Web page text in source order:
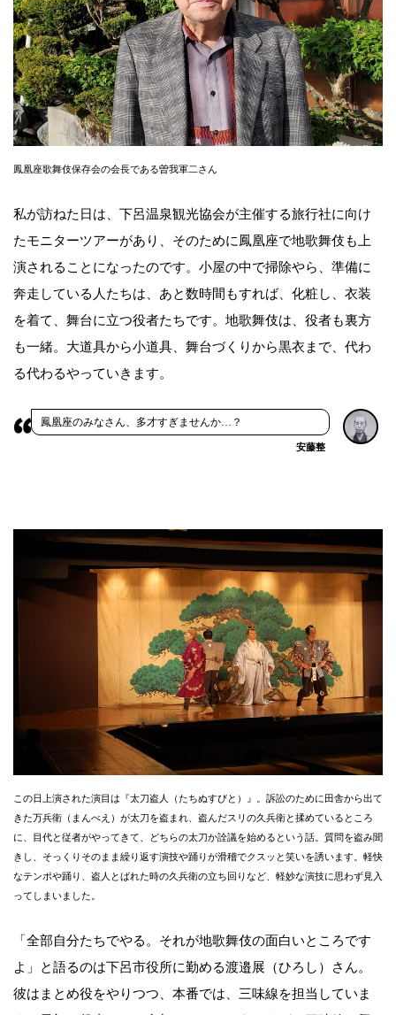
鳳凰座歌舞伎保存会の会長である曽我軍二さん
私が訪ねた日は、下呂温泉観光協会が主催する旅行社に向け
たモニターツアーがあり、そのために鳳凰座で地歌舞伎も上
演されることになったのです。小屋の中で掃除やら、準備に
奔走している人たちは、あと数時間もすれば、化粧し、衣装
を着て、舞台に立つ役者たちです。地歌舞伎は、役者も裏方
も一緒。大道具から小道具、舞台づくりから黒衣まで、代わ
る代わるやっていきます。
鳳凰座のみなさん、多才すぎませんか…？
安藤整
この日上演された演目は『太刀盗人（たちぬすびと）』。訴訟のために田舎から出て
きた万兵衛（まんべえ）が太刀を盗まれ、盗んだスリの久兵衛と揉めているところ
に、目代と従者がやってきて、どちらの太刀か詮議を始めるという話。質問を盗み聞
きし、そっくりそのまま繰り返す演技や踊りが滑稽でクスッと笑いを誘います。軽快
なテンポや踊り、盗人とばれた時の久兵衛の立ち回りなど、軽妙な演技に思わず見入
ってしまいました。
「全部自分たちでやる。それが地歌舞伎の面白いところです
よ」と語るのは下呂市役所に勤める渡邉展（ひろし）さん。
彼はまとめ役をやりつつ、本番では、三味線を担当していま